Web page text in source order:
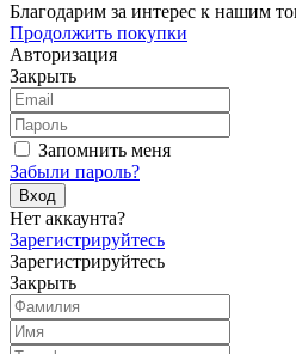
Благодарим за интерес к нашим
Продолжить покупки
Авторизация
Закрыть
Запомнить меня
Забыли пароль?
Вход
Нет аккаунта?
Зарегистрируйтесь
Зарегистрируйтесь
Закрыть